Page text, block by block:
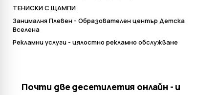
ТЕНИСКИ С ЩАМПИ
Занималня Плевен - Образователен център Детска
Вселена
Рекламни услуги - цялостно рекламно обслужване
Почти две десетилетия онлайн - и